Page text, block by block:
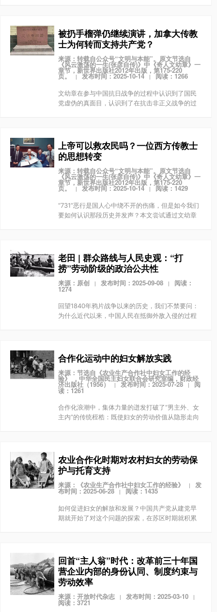
被扔手榴弹仍继续演讲，加拿大传教
士为何转而支持共产党？
来源：转载自公众号“文明与本能”。原文节选自
《风云激荡的一生(张彦自传)》中《奇人文幼章》一
章节，新世界出版社2012年出版，第175-220
页。 | 发布时间：2025-10-14 | 阅读：1266
文幼章在参与中国抗日战争的过程中认识到了国民
党虚伪的真面目，认识到了在抗击非正义战争的过
上帝可以救农民吗？一位西方传教士
的思想转变
来源：转载自公众号“文明与本能”。原文节选自
《风云激荡的一生(张彦自传)》中《奇人文幼章》一
章节，新世界出版社2012年出版，第175-220
页。 | 发布时间：2025-10-14 | 阅读：1429
“731”恶行是国人心中绕不开的伤痛，但是如今我们
要如何认识那段历史并发声？本文尝试通过文幼章
老田 | 群众路线与人民史观：“打
捞”劳动阶级的政治公共性
来源：原创 | 发布时间：2025-09-08 | 阅读：
1274
回望1840年鸦片战争以来的历史，我们不禁要问：
为什么近代以来，中国人民在抵御外敌入侵的过程
合作化运动中的妇女解放实践
来源：节选自《农业生产合作社中妇女工作的经
验》 ，中华全国民主妇女联合会研究室编，财政经
济出版社（1956） | 发布时间：2025-07-28 | 阅
读：1261
合作化浪潮中，集体力量的迸发打破了“男主外、女
主内”的传统桎梏：既使妇女的劳动价值从隐形走向
农业合作化时期对农村妇女的劳动保
护与托育支持
来源：《农业生产合作社中妇女工作的经验》 | 发
布时间：2025-06-28 | 阅读：1435
如何促进妇女的解放和发展？中国共产党从建党早
期就开始了对这个问题的探索，在苏区时期就积累
回首“主人翁”时代：改革前三十年国
营企业内部的身份认同、制度约束与
劳动效率
来源：开放时代杂志 | 发布时间：2025-03-10 |
阅读：3721